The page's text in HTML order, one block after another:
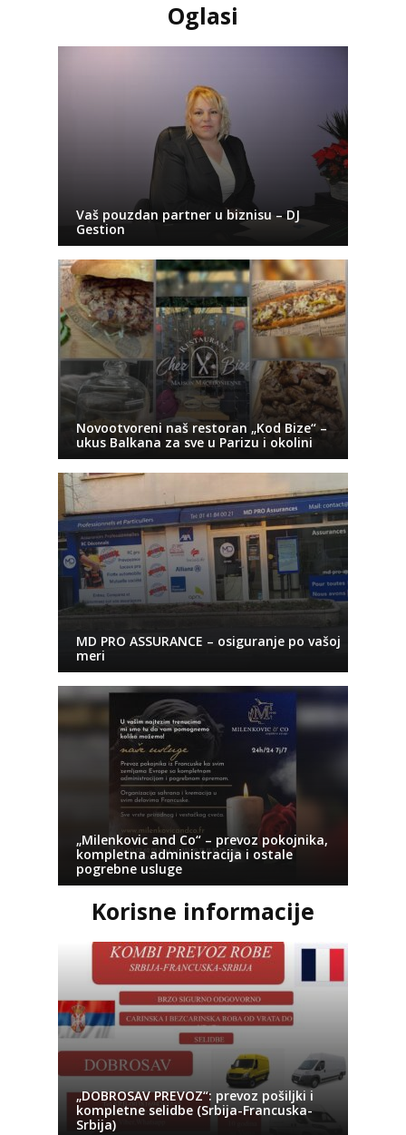
Oglasi
Vaš pouzdan partner u biznisu – DJ
Gestion
Novootvoreni naš restoran „Kod Bize“ –
ukus Balkana za sve u Parizu i okolini
MD PRO ASSURANCE – osiguranje po vašoj
meri
„Milenkovic and Co“ – prevoz pokojnika,
kompletna administracija i ostale
pogrebne usluge
Korisne informacije
„DOBROSAV PREVOZ“: prevoz pošiljki i
kompletne selidbe (Srbija-Francuska-
Srbija)